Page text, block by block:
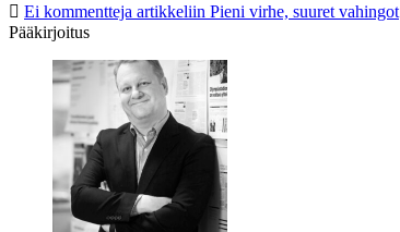
Ei kommentteja artikkeliin Pieni virhe, suuret vahingot
Pääkirjoitus